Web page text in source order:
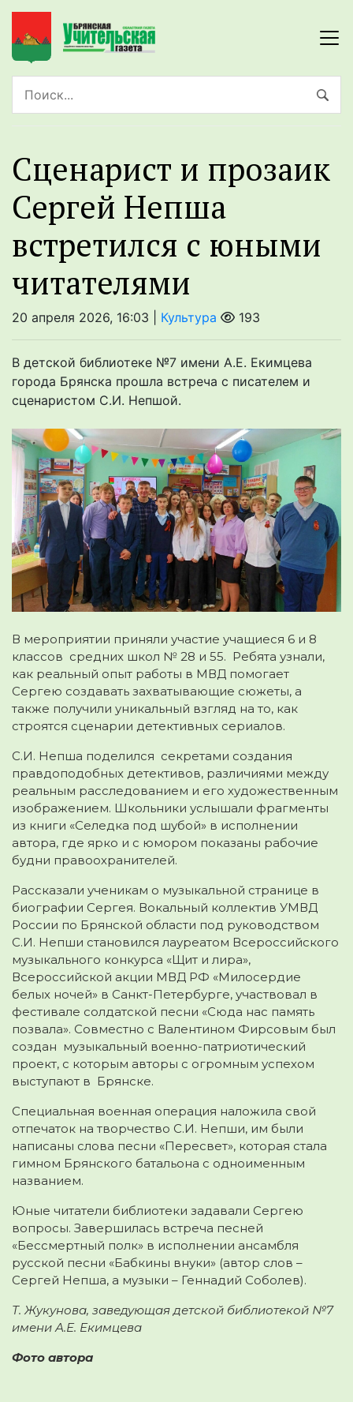
Сценарист и прозаик
Сергей Непша
встретился с юными
читателями
20 апреля 2026, 16:03 | Культура 193
В детской библиотеке №7 имени А.Е. Екимцева
города Брянска прошла встреча с писателем и
сценаристом С.И. Непшой.
В мероприятии приняли участие учащиеся 6 и 8
классов средних школ № 28 и 55. Ребята узнали,
как реальный опыт работы в МВД помогает
Сергею создавать захватывающие сюжеты, а
также получили уникальный взгляд на то, как
строятся сценарии детективных сериалов.
С.И. Непша поделился секретами создания
правдоподобных детективов, различиями между
реальным расследованием и его художественным
изображением. Школьники услышали фрагменты
из книги «Селедка под шубой» в исполнении
автора, где ярко и с юмором показаны рабочие
будни правоохранителей.
Рассказали ученикам о музыкальной странице в
биографии Сергея. Вокальный коллектив УМВД
России по Брянской области под руководством
С.И. Непши становился лауреатом Всероссийского
музыкального конкурса «Щит и лира»,
Всероссийской акции МВД РФ «Милосердие
белых ночей» в Санкт-Петербурге, участвовал в
фестивале солдатской песни «Сюда нас память
позвала». Совместно с Валентином Фирсовым был
создан музыкальный военно-патриотический
проект, с которым авторы с огромным успехом
выступают в Брянске.
Специальная военная операция наложила свой
отпечаток на творчество С.И. Непши, им были
написаны слова песни «Пересвет», которая стала
гимном Брянского батальона с одноименным
названием.
Юные читатели библиотеки задавали Сергею
вопросы. Завершилась встреча песней
«Бессмертный полк» в исполнении ансамбля
русской песни «Бабкины внуки» (автор слов –
Сергей Непша, а музыки – Геннадий Соболев).
Т. Жукунова, заведующая детской библиотекой №7
имени А.Е. Екимцева
Фото автора